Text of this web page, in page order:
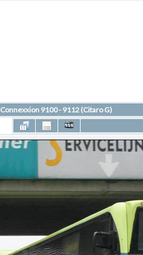
Connexxion 9100 - 9112 (Citaro G)